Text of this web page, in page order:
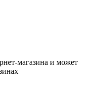
магазина и может